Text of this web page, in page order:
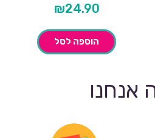
₪24.90
הוספה לסל
אנחנו